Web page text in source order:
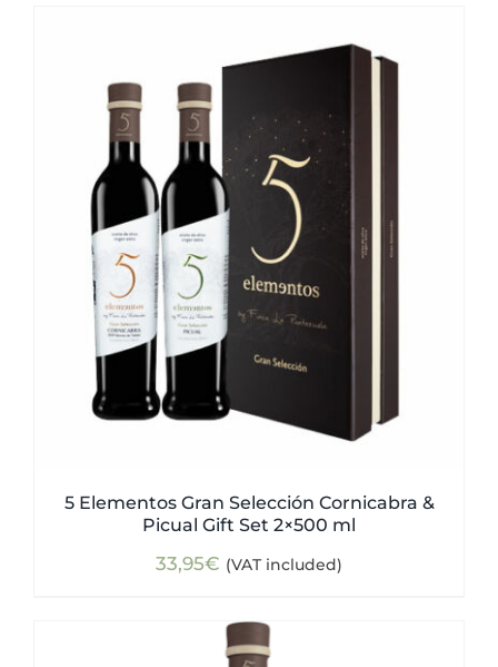
5 Elementos Gran Selección Cornicabra &
Picual Gift Set 2×500 ml
33,95€ (VAT included)